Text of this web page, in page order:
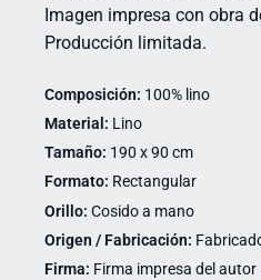
Imagen impresa con obra
Producción limitada.
Composición: 100% lino
Material: Lino
Tamaño: 190 x 90 cm
Formato: Rectangular
Orillo: Cosido a mano
Origen / Fabricación:
Firma: Firma impresa del autor